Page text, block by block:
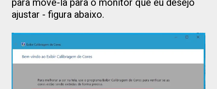
para movê-la para o monitor que eu desejo
ajustar - figura abaixo.